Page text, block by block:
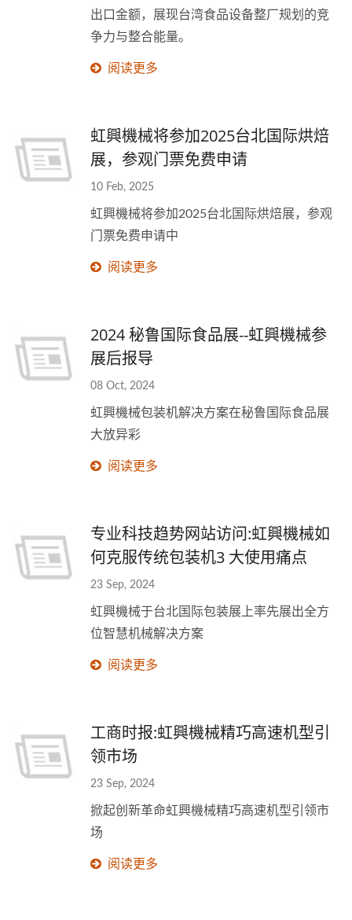
出口金额，展现台湾食品设备整厂规划的竞
争力与整合能量。
阅读更多
虹興機械将参加2025台北国际烘焙
展，参观门票免费申请
10 Feb, 2025
虹興機械将参加2025台北国际烘焙展，参观
门票免费申请中
阅读更多
2024 秘鲁国际食品展--虹興機械参
展后报导
08 Oct, 2024
虹興機械包装机解决方案在秘鲁国际食品展
大放异彩
阅读更多
专业科技趋势网站访问:虹興機械如
何克服传统包装机3 大使用痛点
23 Sep, 2024
虹興機械于台北国际包装展上率先展出全方
位智慧机械解决方案
阅读更多
工商时报:虹興機械精巧高速机型引
领市场
23 Sep, 2024
掀起创新革命虹興機械精巧高速机型引领市
场
阅读更多